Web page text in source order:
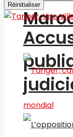
Réinitialiser